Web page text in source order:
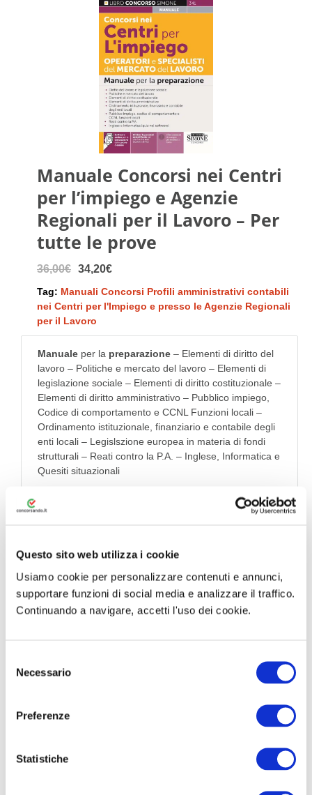
Questo sito web utilizza i cookie
Usiamo cookie per personalizzare contenuti e annunci,
supportare funzioni di social media e analizzare il traffico.
Continuando a navigare, accetti l'uso dei cookie.
Necessario
Preferenze
Statistiche
Manuale Concorsi nei Centri
per l’impiego e Agenzie
Regionali per il Lavoro – Per
tutte le prove
36,00€ 34,20€
Tag: Manuali Concorsi Profili amministrativi contabili
nei Centri per l'Impiego e presso le Agenzie Regionali
per il Lavoro
Manuale per la preparazione – Elementi di diritto del
lavoro – Politiche e mercato del lavoro – Elementi di
legislazione sociale – Elementi di diritto costituzionale –
Elementi di diritto amministrativo – Pubblico impiego,
Codice di comportamento e CCNL Funzioni locali –
Ordinamento istituzionale, finanziario e contabile degli
enti locali – Legislszione europea in materia di fondi
strutturali – Reati contro la P.A. – Inglese, Informatica e
Quesiti situazionali
N.B: ACQUISTANDO IL MANUALE DA QUI AVRAI IN
OMAGGIO 30 GIORNI DEL NOSTRO SIMULATORE
Altre informazioni →
Acquista con
Simulatore Quiz in